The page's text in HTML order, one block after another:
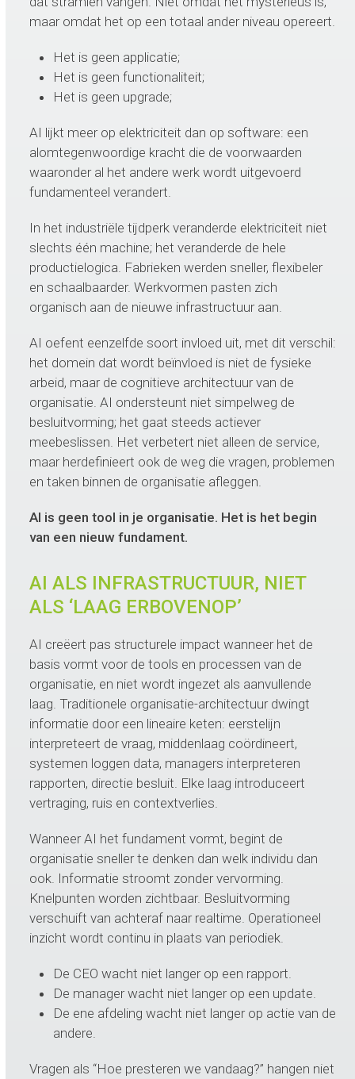
maar omdat het op een totaal ander niveau opereert.
Het is geen applicatie;
Het is geen functionaliteit;
Het is geen upgrade;
AI lijkt meer op elektriciteit dan op software: een
alomtegenwoordige kracht die de voorwaarden
waaronder al het andere werk wordt uitgevoerd
fundamenteel verandert.
In het industriële tijdperk veranderde elektriciteit niet
slechts één machine; het veranderde de hele
productielogica. Fabrieken werden sneller, flexibeler
en schaalbaarder. Werkvormen pasten zich
organisch aan de nieuwe infrastructuur aan.
AI oefent eenzelfde soort invloed uit, met dit verschil:
het domein dat wordt beïnvloed is niet de fysieke
arbeid, maar de cognitieve architectuur van de
organisatie. AI ondersteunt niet simpelweg de
besluitvorming; het gaat steeds actiever
meebeslissen. Het verbetert niet alleen de service,
maar herdefinieert ook de weg die vragen, problemen
en taken binnen de organisatie afleggen.
AI is geen tool in je organisatie. Het is het begin
van een nieuw fundament.
AI ALS INFRASTRUCTUUR, NIET
ALS ‘LAAG ERBOVENOP’
AI creëert pas structurele impact wanneer het de
basis vormt voor de tools en processen van de
organisatie, en niet wordt ingezet als aanvullende
laag. Traditionele organisatie-architectuur dwingt
informatie door een lineaire keten: eerstelijn
interpreteert de vraag, middenlaag coördineert,
systemen loggen data, managers interpreteren
rapporten, directie besluit. Elke laag introduceert
vertraging, ruis en contextverlies.
Wanneer AI het fundament vormt, begint de
organisatie sneller te denken dan welk individu dan
ook. Informatie stroomt zonder vervorming.
Knelpunten worden zichtbaar. Besluitvorming
verschuift van achteraf naar realtime. Operationeel
inzicht wordt continu in plaats van periodiek.
De CEO wacht niet langer op een rapport.
De manager wacht niet langer op een update.
De ene afdeling wacht niet langer op actie van de
andere.
Vragen als “Hoe presteren we vandaag?” hangen niet